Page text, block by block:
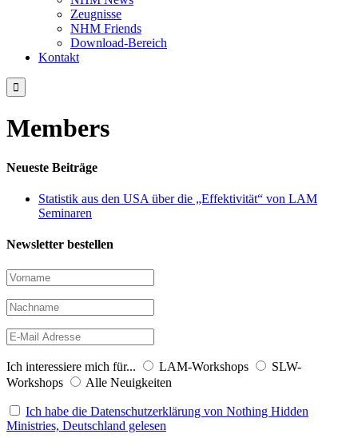
Zeugnisse
NHM Friends
Download-Bereich
Kontakt

Members
Neueste Beiträge
Statistik aus den USA über die „Effektivität“ von LAM
Seminaren
Newsletter bestellen
Ich interessiere mich für... LAM-Workshops
SLW-
Workshops
Alle Neuigkeiten
Ich habe die Datenschutzerklärung von Nothing Hidden
Ministries, Deutschland gelesen